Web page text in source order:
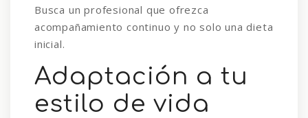
Busca un profesional que ofrezca
acompañamiento continuo y no solo una dieta
inicial.
Adaptación a tu
estilo de vida